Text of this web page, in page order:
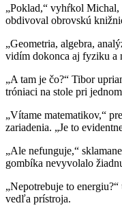
„Poklad,“ vyhŕkol Michal,
obdivoval obrovskú
„Geometria, algebra,
vidím dokonca aj fyziku a
„A tam je čo?“ Tibor
tróniaci na stole pri
„Vítame matematikov,“
zariadenia. „Je to
„Ale nefunguje,“
gombíka nevyvolalo
„Nepotrebuje to
vedľa prístroja.